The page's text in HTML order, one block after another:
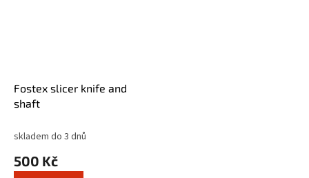
Fostex slicer knife and
shaft
skladem do 3 dnů
500 Kč